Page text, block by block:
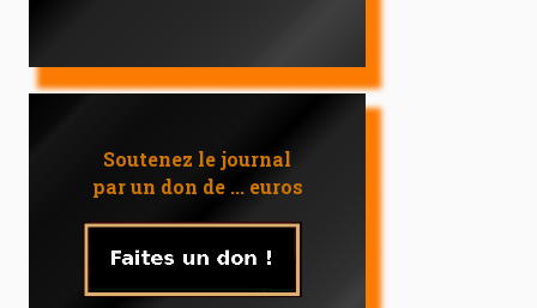
Soutenez le journal
par un don de ... euros